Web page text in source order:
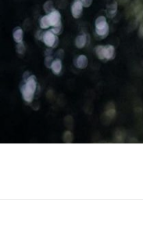
indhold